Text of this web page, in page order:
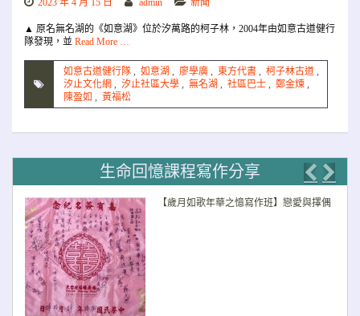
2023 年 4 月 15 日 admin 新聞
▲ 原名無名湖的《如意湖》位於汐萬路的柯子林，2004年由如意古道健行
隊發現，並 Read More …
如意古道健行隊 , 如意湖 , 廖學廣 , 東方代書 , 柯子林古道 ,
汐止文化網 , 汐止社區大學 , 無名湖 , 社區巴士 , 鄭金煉 ,
陳盈如 , 黃福松
生命回憶課程寫作分享
【歲月如歌年華之憶寫作班】戀愛與擇偶